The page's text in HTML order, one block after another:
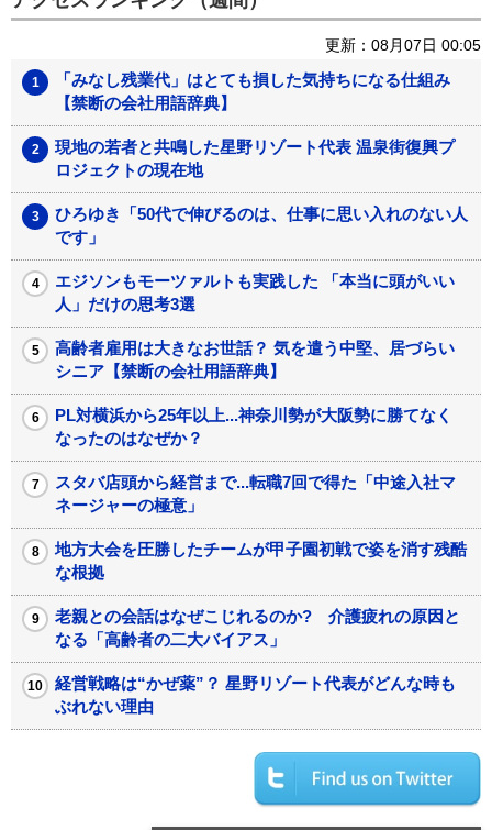
更新：08月07日 00:05
「みなし残業代」はとても損した気持ちになる仕組み
【禁断の会社用語辞典】
現地の若者と共鳴した星野リゾート代表 温泉街復興プ
ロジェクトの現在地
ひろゆき「50代で伸びるのは、仕事に思い入れのない人
です」
エジソンもモーツァルトも実践した 「本当に頭がいい
人」だけの思考3選
高齢者雇用は大きなお世話？ 気を遣う中堅、居づらい
シニア【禁断の会社用語辞典】
PL対横浜から25年以上...神奈川勢が大阪勢に勝てなく
なったのはなぜか？
スタバ店頭から経営まで...転職7回で得た「中途入社マ
ネージャーの極意」
地方大会を圧勝したチームが甲子園初戦で姿を消す残酷
な根拠
老親との会話はなぜこじれるのか? 介護疲れの原因と
なる「高齢者の二大バイアス」
経営戦略は“かぜ薬”？ 星野リゾート代表がどんな時も
ぶれない理由